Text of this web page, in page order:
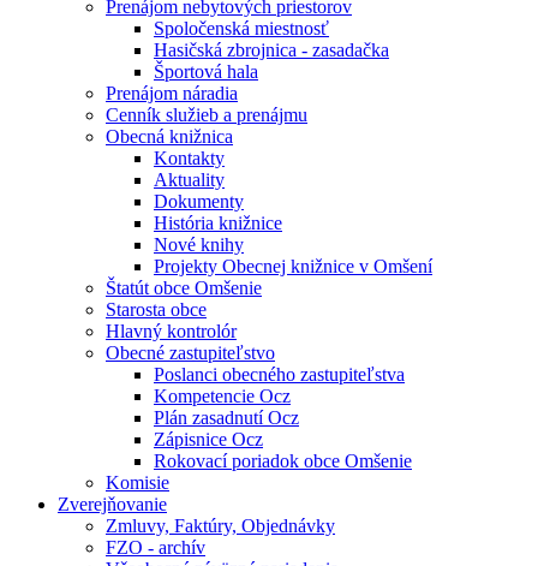
Prenájom nebytových priestorov
Spoločenská miestnosť
Hasičská zbrojnica - zasadačka
Športová hala
Prenájom náradia
Cenník služieb a prenájmu
Obecná knižnica
Kontakty
Aktuality
Dokumenty
História knižnice
Nové knihy
Projekty Obecnej knižnice v Omšení
Štatút obce Omšenie
Starosta obce
Hlavný kontrolór
Obecné zastupiteľstvo
Poslanci obecného zastupiteľstva
Kompetencie Ocz
Plán zasadnutí Ocz
Zápisnice Ocz
Rokovací poriadok obce Omšenie
Komisie
Zverejňovanie
Zmluvy, Faktúry, Objednávky
FZO - archív